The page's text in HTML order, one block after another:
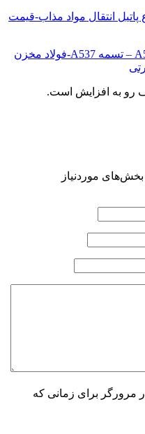
پاتیل انتقال مواد مذاب-قیمت
مطالعه بیشتر: فولاد A537- ورق A537 – تسمه A537-فولاد مخزن
رو به افزایش است.
بخش‌های موردنیاز
مرورگر برای زمانی که